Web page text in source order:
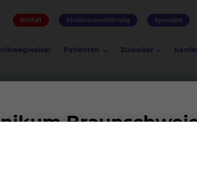
Notfall Klinikroutenführung Spenden
Patienten Zuweiser